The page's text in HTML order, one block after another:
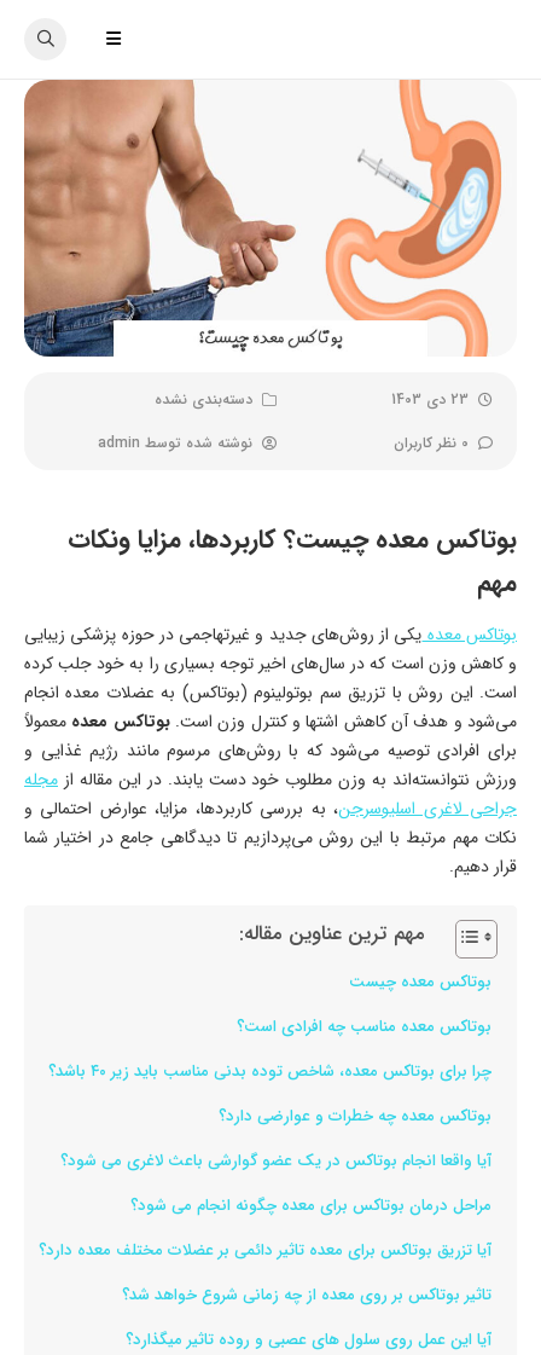
23 دی 1403
دسته‌بندی نشده
0 نظر کاربران
نوشته شده توسط admin
بوتاکس معده چیست؟ کاربردها، مزایا ونکات
مهم
بوتاکس معدهیکی از روش‌های جدید و غیرتهاجمی در حوزه پزشکی زیبایی
و کاهش وزن است که در سال‌های اخیر توجه بسیاری را به خود جلب کرده
است. این روش با تزریق سم بوتولینوم (بوتاکس) به عضلات معده انجام
می‌شود و هدف آن کاهش اشتها و کنترل وزن است.بوتاکس معده معمولاً
برای افرادی توصیه می‌شود که با روش‌های مرسوم مانند رژیم غذایی و
ورزش نتوانسته‌اند به وزن مطلوب خود دست یابند. در این مقاله از مجله
جراحی لاغری اسلیوسرجن، به بررسی کاربردها، مزایا، عوارض احتمالی و
نکات مهم مرتبط با این روش می‌پردازیم تا دیدگاهی جامع در اختیار شما
قرار دهیم.
مهم ترین عناوین مقاله:
بوتاکس معده چیست
بوتاکس معده مناسب چه افرادی است؟
چرا برای بوتاکس معده، شاخص توده بدنی مناسب باید زیر ۴۰ باشد؟
بوتاکس معده چه خطرات و عوارضی دارد؟
آیا واقعا انجام بوتاکس در یک عضو گوارشی باعث لاغری می شود؟
مراحل درمان بوتاکس برای معده چگونه انجام می شود؟
آیا تزریق بوتاکس برای معده تاثیر دائمی بر عضلات مختلف معده دارد؟
تاثیر بوتاکس بر روی معده از چه زمانی شروع خواهد شد؟
آیا این عمل روی سلول های عصبی و روده تاثیر میگذارد؟